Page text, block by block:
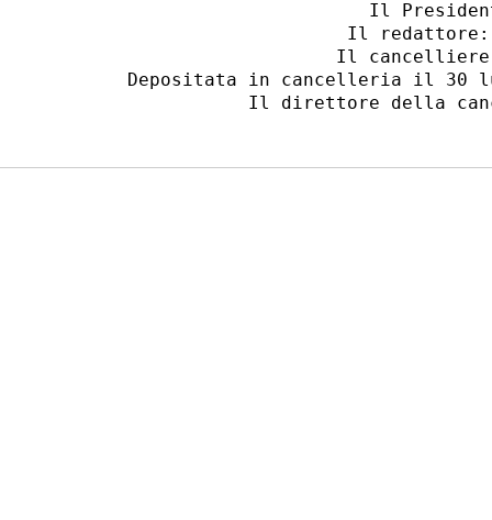
Il
Il
Il
Depositata in cancelleria il 30